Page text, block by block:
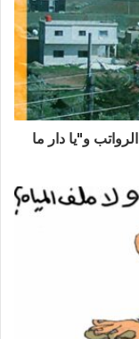
و"يا دار ما